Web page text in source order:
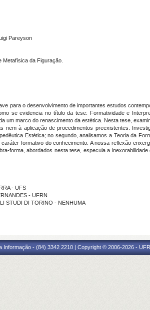
Pareyson
Metafísica da Figuração.
para o desenvolvimento de importantes estudos
se evidencia no título da tese: Formatividade e
um marco do renascimento da estética. Nesta tese,
nem à aplicação de procedimentos preexistentes.
Estética; no segundo, analisamos a Teoria da
formativo do conhecimento. A nossa reflexão
forma, abordados nesta tese, especula a
- UFS
- UFRN
STUDI DI TORINO - NENHUMA
Informação - (84) 3342 2210 | Copyright © 2006-2026 -